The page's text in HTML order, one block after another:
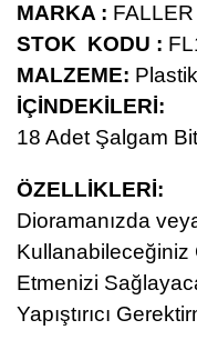
MARKA : FALLER
STOK KODU :
MALZEME: Plastik
İÇİNDEKİLERİ:
18 Adet Şalgam
ÖZELLİKLERİ:
Dioramanızda
Kullanabileceğiniz
Etmenizi
Yapıştırıcı